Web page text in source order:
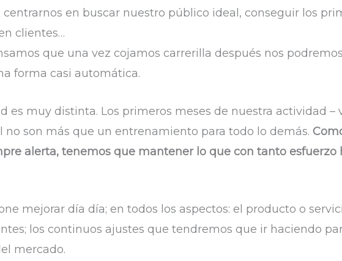
centrarnos en buscar nuestro público ideal, conseguir los
clientes…
que una vez cojamos carrerilla después nos
forma casi automática.
es muy distinta. Los primeros meses de nuestra actividad –
no son más que un entrenamiento para todo lo demás.
alerta, tenemos que mantener lo que con tanto
mejorar día día; en todos los aspectos: el producto o
los continuos ajustes que tendremos que ir haciendo
mercado.